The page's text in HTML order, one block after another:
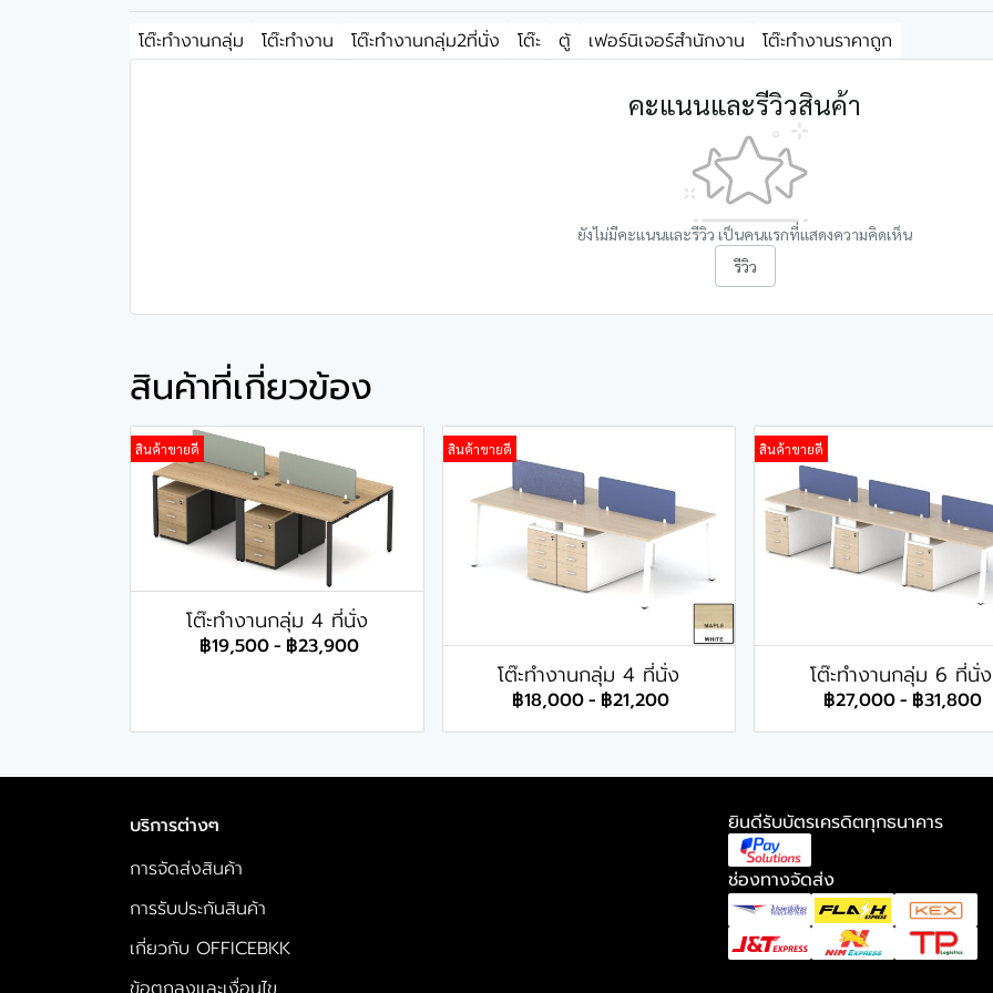
โต๊ะทำงานกลุ่ม โต๊ะทำงาน โต๊ะทำงานกลุ่ม2ที่นั่ง โต๊ะ ตู้ เฟอร์นิเจอร์สำนักงาน โต๊ะทำงานราคาถูก
คะแนนและรีวิวสินค้า
ยังไม่มีคะแนนและรีวิว เป็นคนแรกที่แสดงความคิดเห็น
รีวิว
สินค้าที่เกี่ยวข้อง
สินค้าขายดี
โต๊ะทำงานกลุ่ม 4 ที่นั่ง
฿19,500- ฿23,900
สินค้าขายดี
โต๊ะทำงานกลุ่ม 4 ที่นั่ง
฿18,000- ฿21,200
สินค้าขายดี
โต๊ะทำงานกลุ่ม 6 ที่นั่ง
฿27,000- ฿31,800
บริการต่างๆ
การจัดส่งสินค้า
การรับประกันสินค้า
เกี่ยวกับ OFFICEBKK
ยินดีรับบัตรเครดิตทุกธนาคาร
ช่องทางจัดส่ง